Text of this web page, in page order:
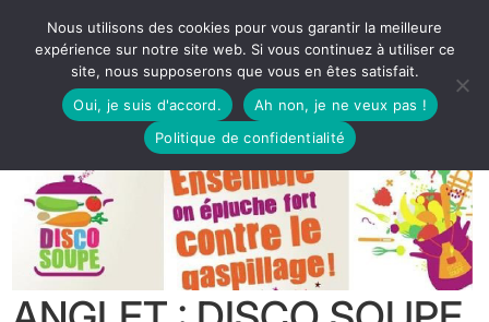
Nous utilisons des cookies pour vous garantir la meilleure
expérience sur notre site web. Si vous continuez à utiliser ce
site, nous supposerons que vous en êtes satisfait.
Oui, je suis d'accord.
Ah non, je ne veux pas !
Politique de confidentialité